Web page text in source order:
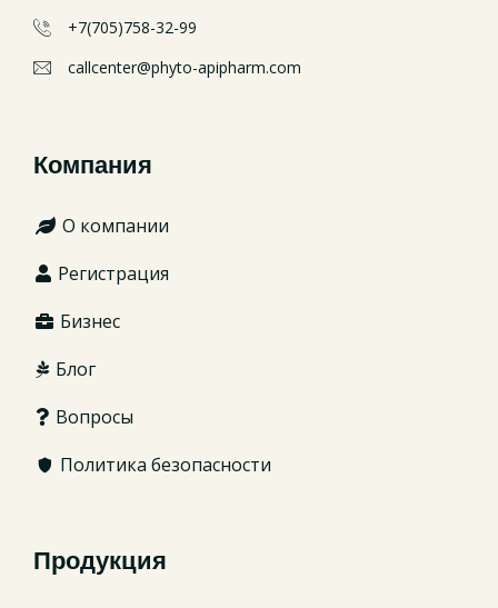
+7(705)758-32-99
callcenter@phyto-apipharm.com
Компания
О компании
Регистрация
Бизнес
Блог
Вопросы
Политика безопасности
Продукция